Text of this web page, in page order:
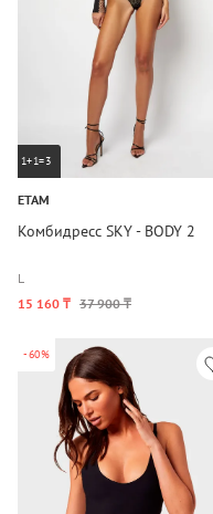
1+1=3
ETAM
Комбидресс SKY - BODY 2
L
15 160 ₸ 37 900 ₸
-60%